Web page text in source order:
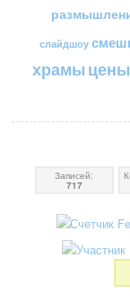
слайдшоу
храмы цены
Записей:
717